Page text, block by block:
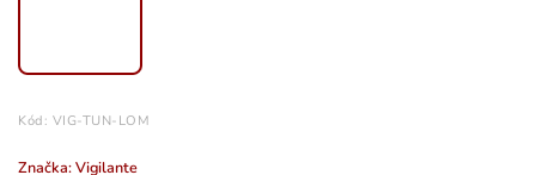
Kód: VIG-TUN-LOM
Značka:Vigilante